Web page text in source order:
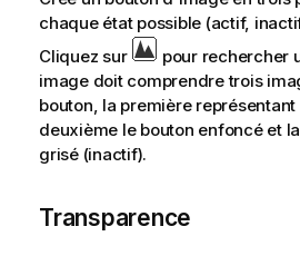
chaque état possible (actif,
Cliquez sur
pour rechercher
image doit comprendre trois
bouton, la première
deuxième le bouton enfoncé et
grisé (inactif).
Transparence